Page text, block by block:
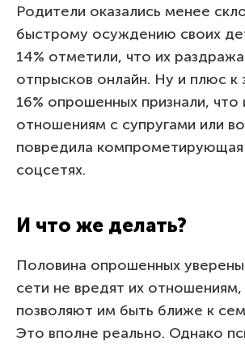
Родители оказались менее
быстрому осуждению своих
14% отметили, что их
отпрысков онлайн. Ну и плюс к
16% опрошенных признали, что
отношениям с супругами или
повредила компрометирующая
соцсетях.
И что же делать?
Половина опрошенных
сети не вредят их отношениям,
позволяют им быть ближе к
Это вполне реально. Однако